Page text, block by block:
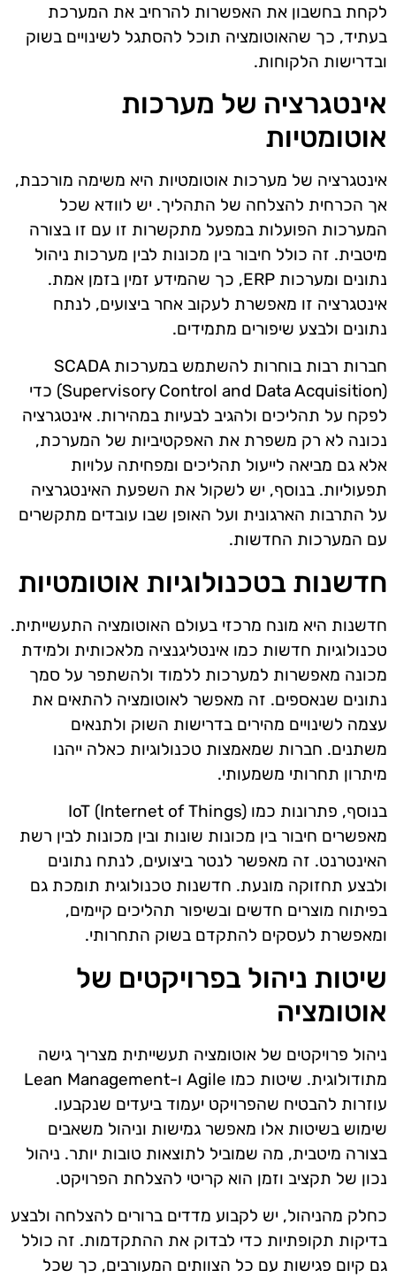
לקחת בחשבון את האפשרות להרחיב את המערכת
בעתיד, כך שהאוטומציה תוכל להסתגל לשינויים בשוק
ובדרישות הלקוחות.
אינטגרציה של מערכות
אוטומטיות
אינטגרציה של מערכות אוטומטיות היא משימה מורכבת,
אך הכרחית להצלחה של התהליך. יש לוודא שכל
המערכות הפועלות במפעל מתקשרות זו עם זו בצורה
מיטבית. זה כולל חיבור בין מכונות לבין מערכות ניהול
נתונים ומערכות ERP, כך שהמידע זמין בזמן אמת.
אינטגרציה זו מאפשרת לעקוב אחר ביצועים, לנתח
נתונים ולבצע שיפורים מתמידים.
חברות רבות בוחרות להשתמש במערכות SCADA
(Supervisory Control and Data Acquisition) כדי
לפקח על תהליכים ולהגיב לבעיות במהירות. אינטגרציה
נכונה לא רק משפרת את האפקטיביות של המערכת,
אלא גם מביאה לייעול תהליכים ומפחיתה עלויות
תפעוליות. בנוסף, יש לשקול את השפעת האינטגרציה
על התרבות הארגונית ועל האופן שבו עובדים מתקשרים
עם המערכות החדשות.
חדשנות בטכנולוגיות אוטומטיות
חדשנות היא מונח מרכזי בעולם האוטומציה התעשייתית.
טכנולוגיות חדשות כמו אינטליגנציה מלאכותית ולמידת
מכונה מאפשרות למערכות ללמוד ולהשתפר על סמך
נתונים שנאספים. זה מאפשר לאוטומציה להתאים את
עצמה לשינויים מהירים בדרישות השוק ולתנאים
משתנים. חברות שמאמצות טכנולוגיות כאלה ייהנו
מיתרון תחרותי משמעותי.
בנוסף, פתרונות כמו IoT (Internet of Things)
מאפשרים חיבור בין מכונות שונות ובין מכונות לבין רשת
האינטרנט. זה מאפשר לנטר ביצועים, לנתח נתונים
ולבצע תחזוקה מונעת. חדשנות טכנולוגית תומכת גם
בפיתוח מוצרים חדשים ובשיפור תהליכים קיימים,
ומאפשרת לעסקים להתקדם בשוק התחרותי.
שיטות ניהול בפרויקטים של
אוטומציה
ניהול פרויקטים של אוטומציה תעשייתית מצריך גישה
מתודולוגית. שיטות כמו Agile ו-Lean Management
עוזרות להבטיח שהפרויקט יעמוד ביעדים שנקבעו.
שימוש בשיטות אלו מאפשר גמישות וניהול משאבים
בצורה מיטבית, מה שמוביל לתוצאות טובות יותר. ניהול
נכון של תקציב וזמן הוא קריטי להצלחת הפרויקט.
כחלק מהניהול, יש לקבוע מדדים ברורים להצלחה ולבצע
בדיקות תקופתיות כדי לבדוק את ההתקדמות. זה כולל
גם קיום פגישות עם כל הצוותים המעורבים, כך שכל